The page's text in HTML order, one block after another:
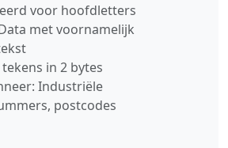
voor hoofdletters
met voornamelijk
in 2 bytes
Industriële
postcodes